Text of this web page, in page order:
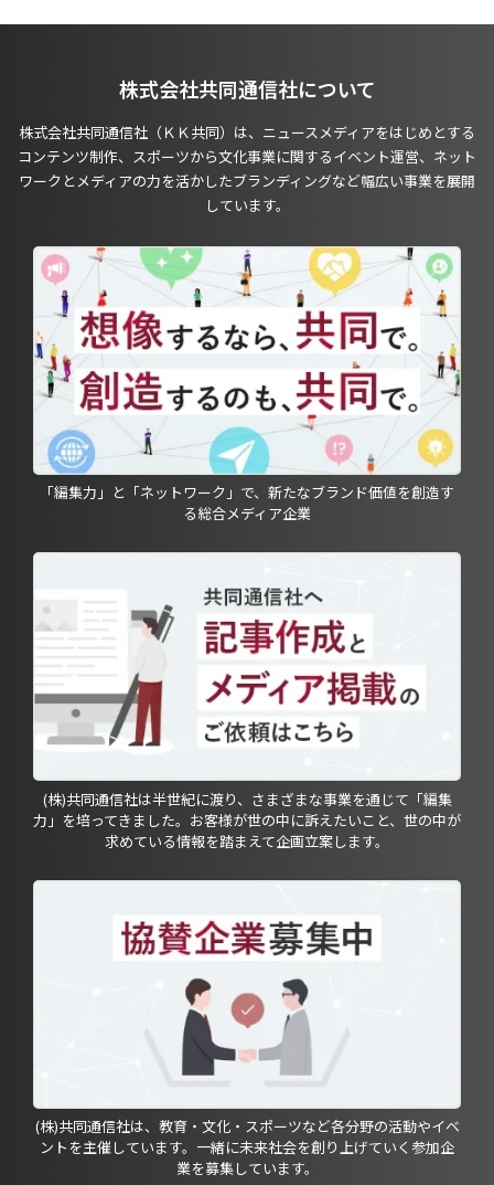
株式会社共同通信社について
株式会社共同通信社（ＫＫ共同）は、ニュースメディアをはじめとする
コンテンツ制作、スポーツから文化事業に関するイベント運営、ネット
ワークとメディアの力を活かしたブランディングなど幅広い事業を展開
しています。
「編集力」と「ネットワーク」で、新たなブランド価値を創造す
る総合メディア企業
(株)共同通信社は半世紀に渡り、さまざまな事業を通じて「編集
力」を培ってきました。お客様が世の中に訴えたいこと、世の中が
求めている情報を踏まえて企画立案します。
(株)共同通信社は、教育・文化・スポーツなど各分野の活動やイベ
ントを主催しています。一緒に未来社会を創り上げていく参加企
業を募集しています。